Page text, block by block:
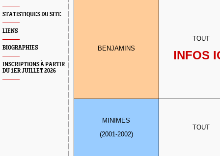
STATISTIQUES DU SITE
LIENS
BIOGRAPHIES
INSCRIPTIONS À PARTIR
DU 1ER JUILLET 2026
BENJAMINS
TOUT
INFOS
MINIMES
(2001-2002)
TOUT